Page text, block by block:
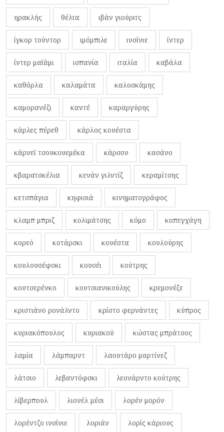
ηρακλής θέλτα ιβάν γιούριτς
ίγκορ τούντορ ιμόμπιλε ινσίνιε ίντερ
ίντερ μαϊάμι ισπανία ιταλία καβάλα
καθόρλα καλαμάτα καλοσκάμης
καμορανέζι καντέ καραργύρης
κάρλες πέρεθ κάρλος κουέστα
κάρνεϊ τσουκουεμέκα κάρσον κασάνο
κβαρατσκέλια κενάν γιλντίζ κεραμίτσης
κετσπάγια κηφισιά κινηματογράφος
κλαμπ μπριζ κολιμάτσης κόμο κοπεγχάγη
κορεό κοτάρσκι κουέστα κουλούρης
κουλουσέφσκι κουσέι κούτρης
κουτσερένκο κουτσιανικούλης κρεμονέζε
κριστιάνο ρονάλντο κρίστο φερνάντες κύπρος
κυριακόπουλος κυριακού κώστας μπράτσος
λαμία λάμπαρντ λαουτάρο μαρτίνεζ
λάτσιο λεβαντόφσκι λεονάρντο κούτρης
λίβερπουλ λιονέλ μέσι λορέν μορόν
λορέντζο ινσίνιε λοριάν λορίς κάριους